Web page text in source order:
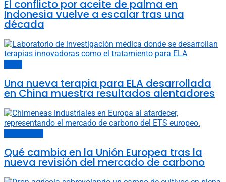
El conflicto por aceite de palma en
Indonesia vuelve a escalar tras una
década
Una nueva terapia para ELA desarrollada
en China muestra resultados alentadores
Qué cambia en la Unión Europea tras la
nueva revisión del mercado de carbono